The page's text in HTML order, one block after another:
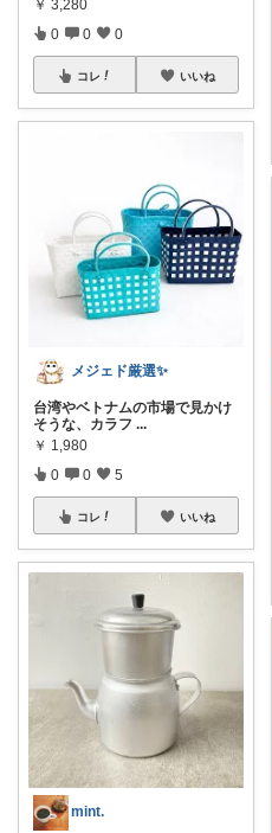
￥ 3,280
0 0 0
コレ いいね
メジェド厳選✨
台湾やベトナムの市場で見かけ
そうな、カラフ ...
￥ 1,980
0 0 5
コレ いいね
mint.